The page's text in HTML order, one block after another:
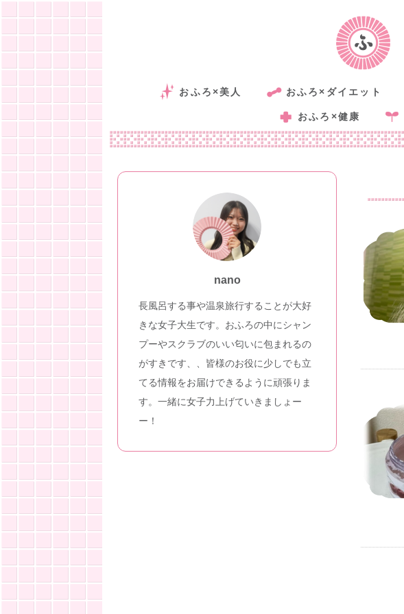
おふろ×美人 おふろ×ダイエット
おふろ×健康
nano
長風呂する事や温泉旅行することが大好
きな女子大生です。おふろの中にシャン
プーやスクラブのいい匂いに包まれるの
がすきです、、皆様のお役に少しでも立
てる情報をお届けできるように頑張りま
す。一緒に女子力上げていきましょー
ー！